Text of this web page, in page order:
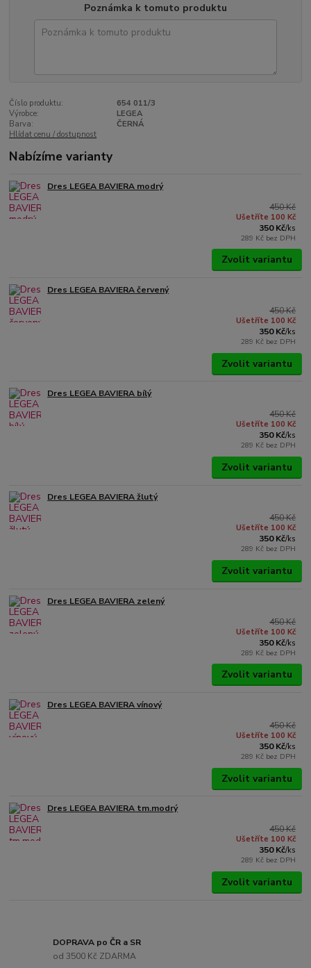
Poznámka k tomuto produktu
Číslo produktu:
654 011/3
Výrobce:
LEGEA
Barva:
ČERNÁ
Hlídat cenu / dostupnost
Nabízíme varianty
Dres LEGEA BAVIERA modrý
450 Kč
Ušetříte 100 Kč
350 Kč/ks
289 Kč bez DPH
Zvolit variantu
Dres LEGEA BAVIERA červený
450 Kč
Ušetříte 100 Kč
350 Kč/ks
289 Kč bez DPH
Zvolit variantu
Dres LEGEA BAVIERA bílý
450 Kč
Ušetříte 100 Kč
350 Kč/ks
289 Kč bez DPH
Zvolit variantu
Dres LEGEA BAVIERA žlutý
450 Kč
Ušetříte 100 Kč
350 Kč/ks
289 Kč bez DPH
Zvolit variantu
Dres LEGEA BAVIERA zelený
450 Kč
Ušetříte 100 Kč
350 Kč/ks
289 Kč bez DPH
Zvolit variantu
Dres LEGEA BAVIERA vínový
450 Kč
Ušetříte 100 Kč
350 Kč/ks
289 Kč bez DPH
Zvolit variantu
Dres LEGEA BAVIERA tm.modrý
450 Kč
Ušetříte 100 Kč
350 Kč/ks
289 Kč bez DPH
Zvolit variantu
DOPRAVA po ČR a SR
od 3500 Kč ZDARMA